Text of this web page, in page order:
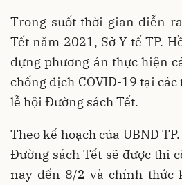
Trong suốt thời gian diễn
Tết năm 2021, Sở Y tế TP.
dựng phương án thực hiện
chống dịch COVID-19 tại
lễ hội Đường sách Tết.
Theo kế hoạch của UBND
Đường sách Tết sẽ được thi
nay đến 8/2 và chính thức